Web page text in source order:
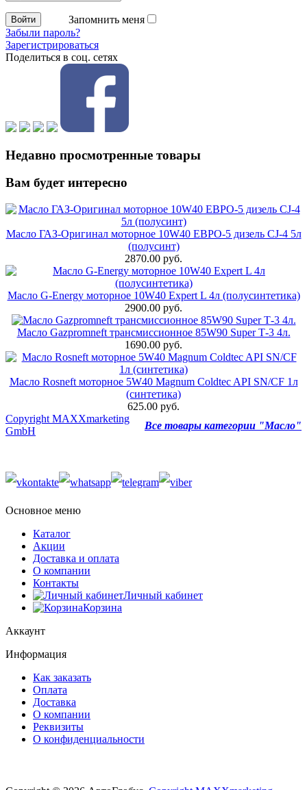
Запомнить меня
Забыли пароль?
Зарегистрироваться
Поделиться в соц. сетях
Недавно просмотренные товары
Вам будет интересно
Масло ГАЗ-Оригинал моторное 10W40 ЕВРО-5 дизель CJ-4 5л
(полусинт)
2870.00 руб.
Масло G-Energy моторное 10W40 Expert L 4л (полусинтетика)
2900.00 руб.
Масло Gazpromneft трансмиссионное 85W90 Super Т-3 4л.
1690.00 руб.
Масло Rosneft моторное 5W40 Magnum Coldtec API SN/CF 1л
(синтетика)
625.00 руб.
Все товары категории "Масло"
Copyright MAXXmarketing
GmbH
Основное меню
Каталог
Акции
Доставка и оплата
О компании
Контакты
Личный кабинет
Корзина
Аккаунт
Информация
Как заказать
Оплата
Доставка
О компании
Реквизиты
О конфиденциальности